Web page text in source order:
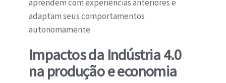
aprendem com experiências anteriores e
adaptam seus comportamentos
autonomamente.
Impactos da Indústria 4.0
na produção e economia